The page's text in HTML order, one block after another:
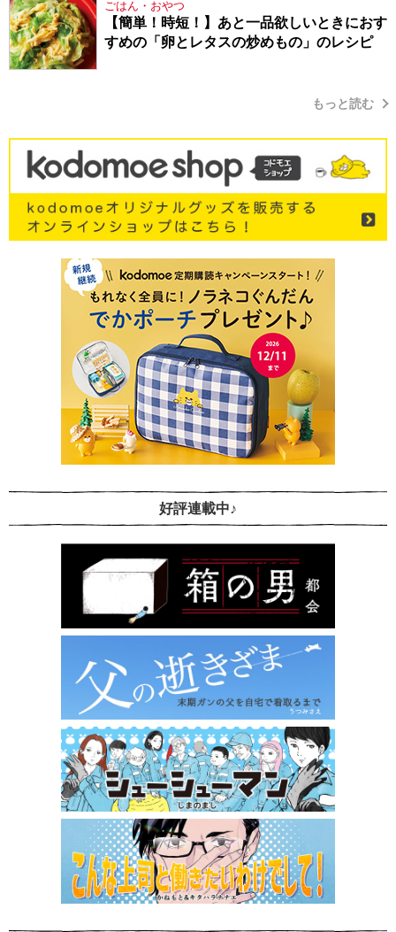
ごはん・おやつ
【簡単！時短！】あと一品欲しいときにおす
すめの「卵とレタスの炒めもの」のレシピ
もっと読む
好評連載中♪